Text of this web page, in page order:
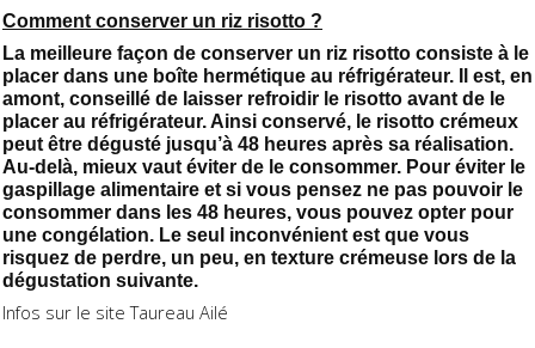
Comment conserver un riz risotto ?
La meilleure façon de conserver un riz risotto consiste à le
placer dans une boîte hermétique au réfrigérateur. Il est, en
amont, conseillé de laisser refroidir le risotto avant de le
placer au réfrigérateur. Ainsi conservé, le risotto crémeux
peut être dégusté jusqu’à 48 heures après sa réalisation.
Au-delà, mieux vaut éviter de le consommer. Pour éviter le
gaspillage alimentaire et si vous pensez ne pas pouvoir le
consommer dans les 48 heures, vous pouvez opter pour
une congélation. Le seul inconvénient est que vous
risquez de perdre, un peu, en texture crémeuse lors de la
dégustation suivante.
Infos sur le site Taureau Ailé